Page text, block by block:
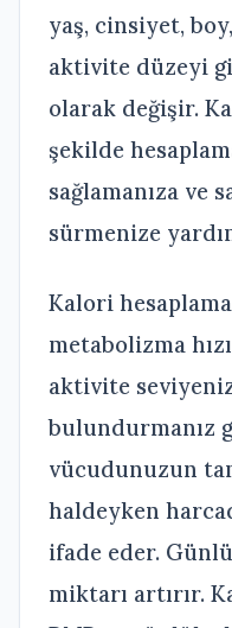
yaş, cinsiyet,
aktivite düzeyi
olarak değişir.
şekilde
sağlamanıza ve
sürmenize
Kalori
metabolizma
aktivite
bulundurmanız
vücudunuzun
haldeyken
ifade eder.
miktarı artırır.